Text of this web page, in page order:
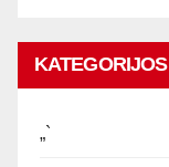
KATEGORIJOS
„`